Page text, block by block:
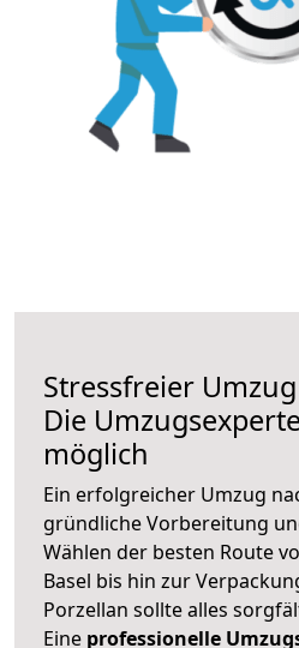
Stressfreier
Die
möglich
Ein erfolgreicher Umzug
gründliche Vorbereitung
Wählen der besten Route
Basel bis hin zur
Porzellan sollte alles
Eine professionelle